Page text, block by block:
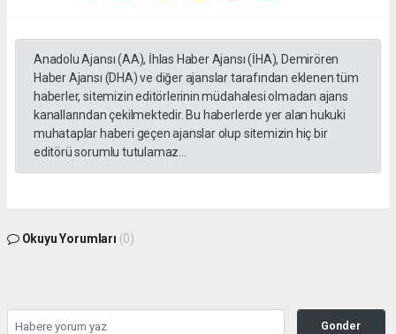
Anadolu Ajansı (AA), İhlas Haber Ajansı (İHA), Demirören
Haber Ajansı (DHA) ve diğer ajanslar tarafından eklenen tüm
haberler, sitemizin editörlerinin müdahalesi olmadan ajans
kanallarından çekilmektedir. Bu haberlerde yer alan hukuki
muhataplar haberi geçen ajanslar olup sitemizin hiç bir
editörü sorumlu tutulamaz...
Okuyu Yorumları (0)
Gonder